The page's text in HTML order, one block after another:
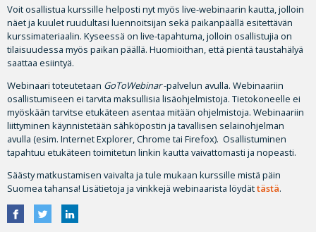
Voit osallistua kurssille helposti nyt myös live-webinaarin kautta, jolloin
näet ja kuulet ruudultasi luennoitsijan sekä paikanpäällä esitettävän
kurssimateriaalin. Kyseessä on live-tapahtuma, jolloin osallistujia on
tilaisuudessa myös paikan päällä. Huomioithan, että pientä taustahälyä
saattaa esiintyä.
Webinaari toteutetaan GoToWebinar-palvelun avulla. Webinaariin
osallistumiseen ei tarvita maksullisia lisäohjelmistoja. Tietokoneelle ei
myöskään tarvitse etukäteen asentaa mitään ohjelmistoja. Webinaariin
liittyminen käynnistetään sähköpostin ja tavallisen selainohjelman
avulla (esim. Internet Explorer, Chrome tai Firefox). Osallistuminen
tapahtuu etukäteen toimitetun linkin kautta vaivattomasti ja nopeasti.
Säästy matkustamisen vaivalta ja tule mukaan kurssille mistä päin
Suomea tahansa! Lisätietoja ja vinkkejä webinaarista löydättästä.